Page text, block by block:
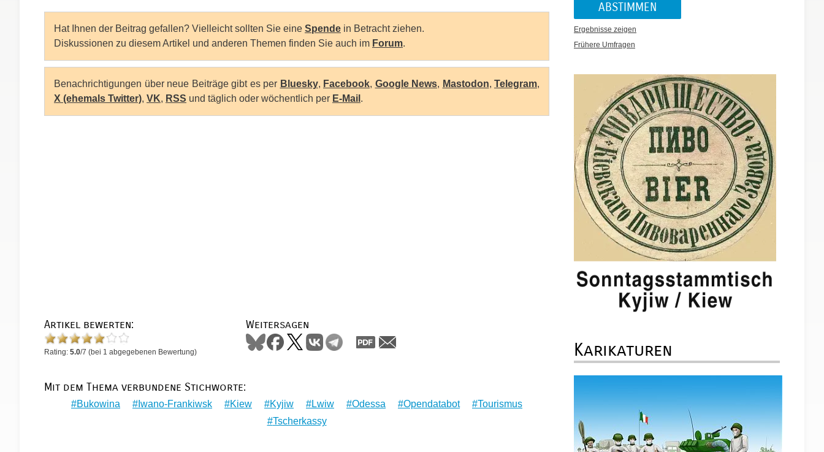
Hat Ihnen der Beitrag gefallen? Vielleicht sollten Sie eine Spende in Betracht ziehen.
Diskussionen zu diesem Artikel und anderen Themen finden Sie auch im Forum.
Benachrichtigungen über neue Beiträge gibt es per Bluesky, Facebook, Google News, Mastodon, Telegram,
X (ehemals Twitter), VK, RSS und täglich oder wöchentlich per E-Mail .
Artikel bewerten:
Rating: 5.0/7 (bei 1 abgegebenen Bewertung)
Weitersagen
Mit dem Thema verbundene Stichworte:
Bukowina Iwano-Frankiwsk Kiew Kyjiw Lwiw Odessa Opendatabot
Tourismus
Tscherkassy
Ergebnisse zeigen
Frühere Umfragen
Karikaturen